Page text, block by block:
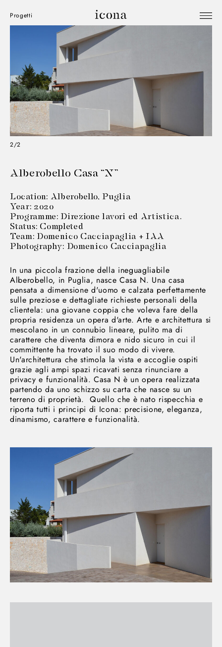
Progetti
2/2
Alberobello Casa “N”
Location: Alberobello, Puglia
Year: 2020
Programme: Direzione lavori ed Artistica.
Status: Completed
Team: Domenico Cacciapaglia + IAA
Photography: Domenico Cacciapaglia
In una piccola frazione della ineguagliabile
Alberobello, in Puglia, nasce Casa N. Una casa
pensata a dimensione d'uomo e calzata perfettamente
sulle preziose e dettagliate richieste personali della
clientela: una giovane coppia che voleva fare della
propria residenza un opera d'arte. Arte e architettura si
mescolano in un connubio lineare, pulito ma di
carattere che diventa dimora e nido sicuro in cui il
committente ha trovato il suo modo di vivere.
Un'architettura che stimola la vista e accoglie ospiti
grazie agli ampi spazi ricavati senza rinunciare a
privacy e funzionalità. Casa N è un opera realizzata
partendo da uno schizzo su carta che nasce su un
terreno di proprietà. Quello che è nato rispecchia e
riporta tutti i principi di Icona: precisione, eleganza,
dinamismo, carattere e funzionalità.